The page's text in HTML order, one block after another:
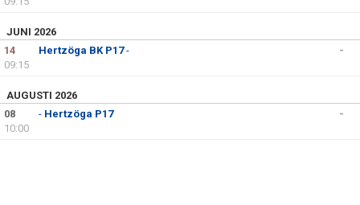
JUNI 2026
14
09:15
Hertzöga BK P17- -
AUGUSTI 2026
08
10:00
- Hertzöga P17 -